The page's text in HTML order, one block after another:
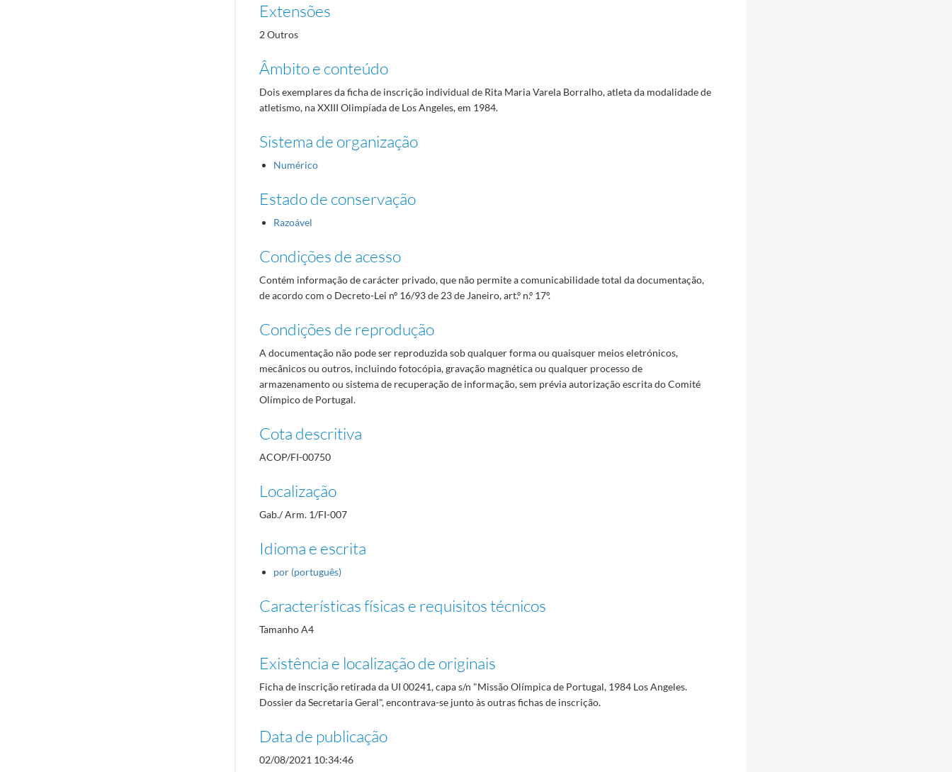
Extensões
2 Outros
Âmbito e conteúdo
Dois exemplares da ficha de inscrição individual de Rita Maria Varela Borralho, atleta da modalidade de
atletismo, na XXIII Olimpíada de Los Angeles, em 1984.
Sistema de organização
Numérico
Estado de conservação
Razoável
Condições de acesso
Contém informação de carácter privado, que não permite a comunicabilidade total da documentação,
de acordo com o Decreto-Lei nº 16/93 de 23 de Janeiro, art.º n.º 17º.
Condições de reprodução
A documentação não pode ser reproduzida sob qualquer forma ou quaisquer meios eletrónicos,
mecânicos ou outros, incluindo fotocópia, gravação magnética ou qualquer processo de
armazenamento ou sistema de recuperação de informação, sem prévia autorização escrita do Comité
Olímpico de Portugal.
Cota descritiva
ACOP/FI-00750
Localização
Gab./ Arm. 1/FI-007
Idioma e escrita
por (português)
Características físicas e requisitos técnicos
Tamanho A4
Existência e localização de originais
Ficha de inscrição retirada da UI 00241, capa s/n "Missão Olímpica de Portugal, 1984 Los Angeles.
Dossier da Secretaria Geral", encontrava-se junto às outras fichas de inscrição.
Data de publicação
02/08/2021 10:34:46